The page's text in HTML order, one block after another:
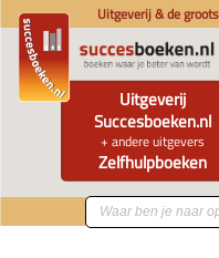
Uitgeverij & de
Uitgeverij
Succesboeken.nl
+ andere uitgevers
Zelfhulpboeken